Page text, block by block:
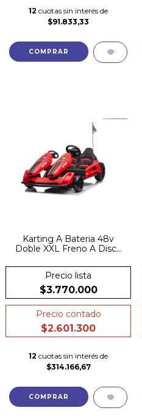
12 cuotas sin interés de
$91.833,33
Karting A Bateria 48v
Doble XXL Freno A Disco
Precio lista
$3.770.000
Precio contado
$2.601.300
12 cuotas sin interés de
$314.166,67